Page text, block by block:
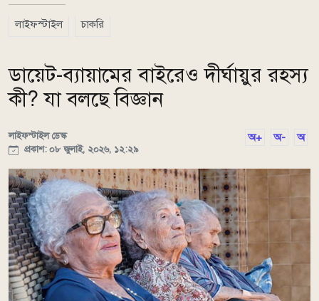
লাইফস্টাইল চাকরি
ডায়েট-ব্যায়ামের বাইরেও দীর্ঘায়ুর রহস্য
কী? যা বলছে বিজ্ঞান
লাইফস্টাইল ডেস্ক
প্রকাশ: ০৮ জুলাই, ২০২৬, ১২:২৯
অ+ অ- অ